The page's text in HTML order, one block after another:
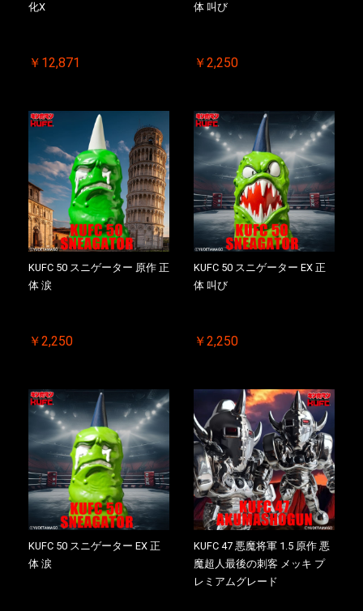
カートへ進む
化X
￥12,871
体 叫び
￥2,250
KUFC 50 スニゲーター 原作 正
体 涙
￥2,250
KUFC 50 スニゲーター EX 正
体 叫び
￥2,250
KUFC 50 スニゲーター EX 正
体 涙
KUFC 47 悪魔将軍 1.5 原作 悪
魔超人最後の刺客 メッキ プ
レミアムグレード